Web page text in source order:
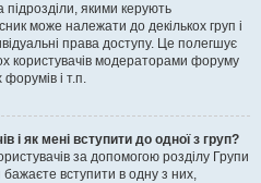
підрозділи, якими керують
може належати до декількох груп і
права доступу. Це полегшує
користувачів модераторами форуму
і т.п.
і як мені вступити до одної з груп?
за допомогою розділу Групи
вступити в одну з них,